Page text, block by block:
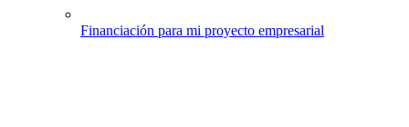
Financiación para mi proyecto empresarial